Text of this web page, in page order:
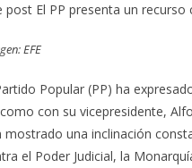
post El PP presenta un
EFE
Popular (PP) ha
con su vicepresidente,
mostrado una inclinación
el Poder Judicial, la